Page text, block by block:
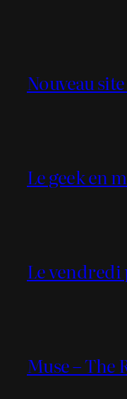
Nouveau
Le geek en
Le
Muse – The